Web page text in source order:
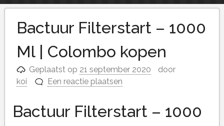
Bactuur Filterstart – 1000
Ml | Colombo kopen
Geplaatst op 21 september 2020
door
koi
Een reactie plaatsen
Bactuur Filterstart – 1000